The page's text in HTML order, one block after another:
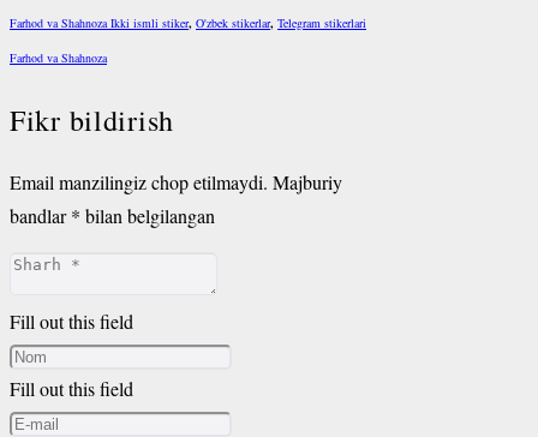
Farhod va Shahnoza Ikki ismli stiker, O'zbek stikerlar, Telegram stikerlari
Farhod va Shahnoza
Fikr bildirish
Email manzilingiz chop etilmaydi. Majburiy
bandlar* bilan belgilangan
Fill out this field
Fill out this field